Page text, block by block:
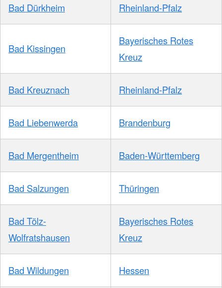
Bad Dürkheim Rheinland-Pfalz
Bad Kissingen
Bayerisches Rotes
Kreuz
Bad Kreuznach Rheinland-Pfalz
Bad Liebenwerda Brandenburg
Bad Mergentheim Baden-Württemberg
Bad Salzungen Thüringen
Bad Tölz-
Wolfratshausen
Bayerisches Rotes
Kreuz
Bad Wildungen Hessen